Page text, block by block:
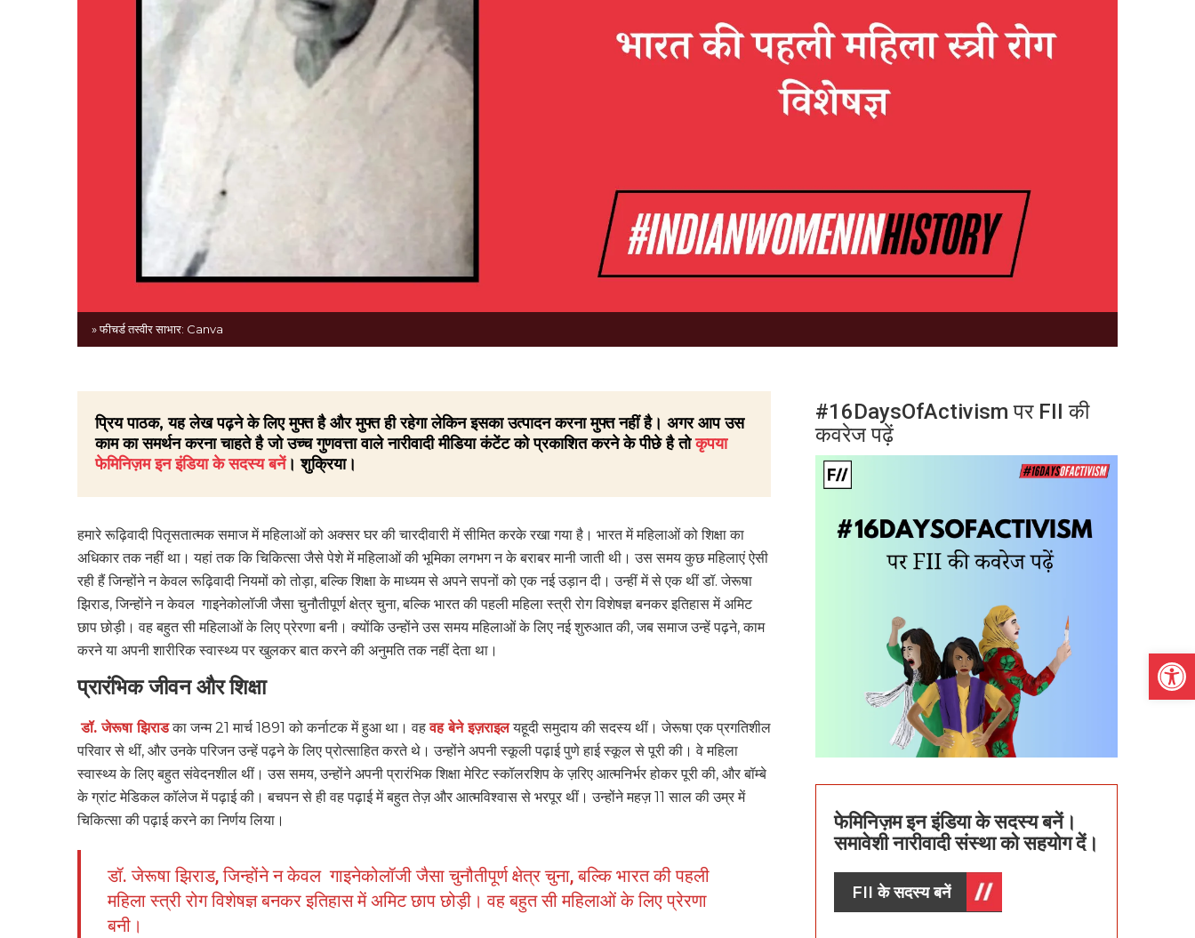
» फीचर्ड तस्वीर साभार: Canva
प्रिय पाठक, यह लेख पढ़ने के लिए मुफ्त है और मुफ्त ही रहेगा लेकिन इसका उत्पादन करना मुफ्त नहीं है। अगर आप उस
काम का समर्थन करना चाहते है जो उच्च गुणवत्ता वाले नारीवादी मीडिया कंटेंट को प्रकाशित करने के पीछे है तोकृपया
फेमिनिज़म इन इंडिया के सदस्य बनें। शुक्रिया।
हमारे रूढ़िवादी पितृसतात्मक समाज में महिलाओं को अक्सर घर की चारदीवारी में सीमित करके रखा गया है। भारत में महिलाओं को शिक्षा का
अधिकार तक नहीं था। यहां तक कि चिकित्सा जैसे पेशे में महिलाओं की भूमिका लगभग न के बराबर मानी जाती थी। उस समय कुछ महिलाएं ऐसी
रही हैं जिन्होंने न केवल रूढ़िवादी नियमों को तोड़ा, बल्कि शिक्षा के माध्यम से अपने सपनों को एक नई उड़ान दी। उन्हीं में से एक थीं डॉ. जेरूषा
झिराड, जिन्होंने न केवल गाइनेकोलॉजी जैसा चुनौतीपूर्ण क्षेत्र चुना, बल्कि भारत की पहली महिला स्त्री रोग विशेषज्ञ बनकर इतिहास में अमिट
छाप छोड़ी। वह बहुत सी महिलाओं के लिए प्रेरणा बनी। क्योंकि उन्होंने उस समय महिलाओं के लिए नई शुरुआत की, जब समाज उन्हें पढ़ने, काम
करने या अपनी शारीरिक स्वास्थ्य पर खुलकर बात करने की अनुमति तक नहीं देता था।
प्रारंभिक जीवन और शिक्षा
डॉ. जेरूषा झिराडका जन्म 21 मार्च 1891 को कर्नाटक में हुआ था। वहवह बेने इज़राइल यहूदी समुदाय की सदस्य थीं। जेरूषा एक प्रगतिशील
परिवार से थीं, और उनके परिजन उन्हें पढ़ने के लिए प्रोत्साहित करते थे। उन्होंने अपनी स्कूली पढ़ाई पुणे हाई स्कूल से पूरी की। वे महिला
स्वास्थ्य के लिए बहुत संवेदनशील थीं। उस समय, उन्होंने अपनी प्रारंभिक शिक्षा मेरिट स्कॉलरशिप के ज़रिए आत्मनिर्भर होकर पूरी की, और बॉम्बे
के ग्रांट मेडिकल कॉलेज में पढ़ाई की। बचपन से ही वह पढ़ाई में बहुत तेज़ और आत्मविश्वास से भरपूर थीं। उन्होंने महज़ 11 साल की उम्र में
चिकित्सा की पढ़ाई करने का निर्णय लिया।
डॉ. जेरूषा झिराड, जिन्होंने न केवल गाइनेकोलॉजी जैसा चुनौतीपूर्ण क्षेत्र चुना, बल्कि भारत की पहली
महिला स्त्री रोग विशेषज्ञ बनकर इतिहास में अमिट छाप छोड़ी। वह बहुत सी महिलाओं के लिए प्रेरणा
बनी।
#16DaysOfActivism पर FII की
कवरेज पढ़ें
फेमिनिज़म इन इंडिया के सदस्य बनें।
समावेशी नारीवादी संस्था को सहयोग दें।
FII के सदस्य बनें